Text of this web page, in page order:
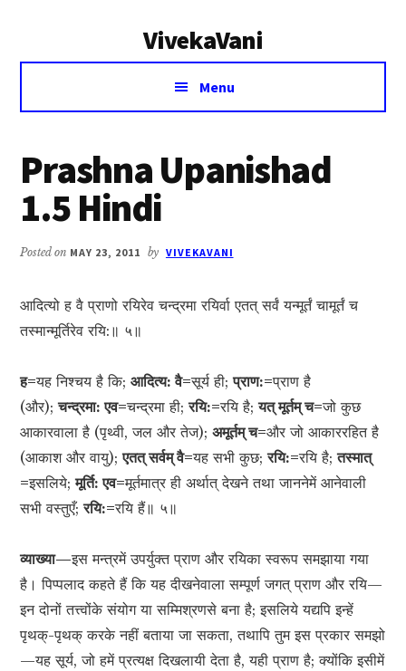
VivekaVani
Voice
Vivekananda
Menu
Prashna Upanishad
1.5 Hindi
Posted on MAY 23, 2011 by VIVEKAVANI
आदित्यो ह वै प्राणो रयिरेव चन्द्रमा रयिर्वा एतत् सर्वं यन्मूर्तं चामूर्तं च
तस्मान्मूर्तिरेव रयि:॥ ५॥
ह=यह निश्चय है कि;आदित्य: वै=सूर्य ही;प्राण:=प्राण है
(और);चन्द्रमा: एव=चन्द्रमा ही;रयि:=रयि है;यत् मूर्तम् च=जो कुछ
आकारवाला है (पृथ्वी, जल और तेज);अमूर्तम् च=और जो आकाररहित है
(आकाश और वायु);एतत् सर्वम् वै=यह सभी कुछ;रयि:=रयि है;तस्मात्
=इसलिये;मूर्ति: एव=मूर्तमात्र ही अर्थात् देखने तथा जाननेमें आनेवाली
सभी वस्तुएँ;रयि:=रयि हैं॥ ५॥
व्याख्या—इस मन्त्रमें उपर्युक्त प्राण और रयिका स्वरूप समझाया गया
है। पिप्पलाद कहते हैं कि यह दीखनेवाला सम्पूर्ण जगत् प्राण और रयि—
इन दोनों तत्त्वोंके संयोग या सम्मिश्रणसे बना है; इसलिये यद्यपि इन्हें
पृथक्-पृथक् करके नहीं बताया जा सकता, तथापि तुम इस प्रकार समझो
—यह सूर्य, जो हमें प्रत्यक्ष दिखलायी देता है, यही प्राण है; क्योंकि इसीमें